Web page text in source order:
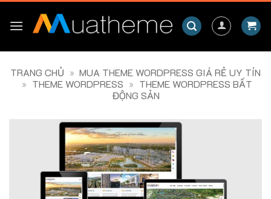
TRANG CHỦ » MUA THEME WORDPRESS GIÁ RẺ UY TÍN
» THEME WORDPRESS » THEME WORDPRESS BẤT
ĐỘNG SẢN